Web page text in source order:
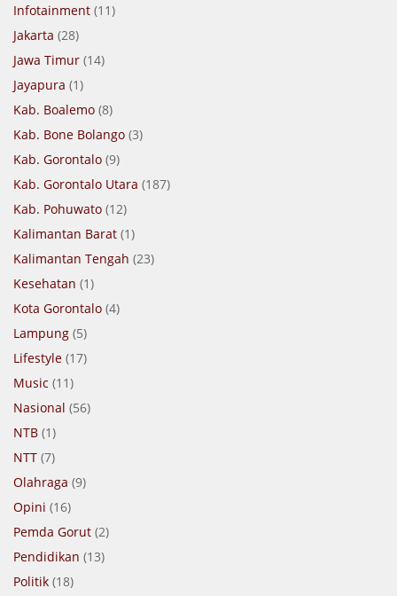
Infotainment (11)
Jakarta (28)
Jawa Timur (14)
Jayapura (1)
Kab. Boalemo (8)
Kab. Bone Bolango (3)
Kab. Gorontalo (9)
Kab. Gorontalo Utara (187)
Kab. Pohuwato (12)
Kalimantan Barat (1)
Kalimantan Tengah (23)
Kesehatan (1)
Kota Gorontalo (4)
Lampung (5)
Lifestyle (17)
Music (11)
Nasional (56)
NTB (1)
NTT (7)
Olahraga (9)
Opini (16)
Pemda Gorut (2)
Pendidikan (13)
Politik (18)